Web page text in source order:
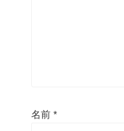
名前 *